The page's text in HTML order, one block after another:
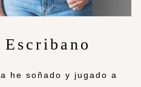
Escribano
he soñado y jugado a